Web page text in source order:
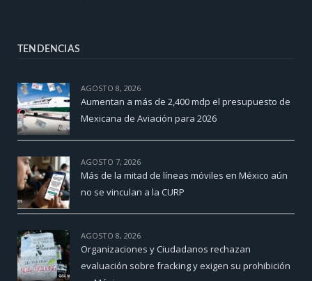
TENDENCIAS
AGOSTO 8, 2026
Aumentan a más de 2,400 mdp el presupuesto de
Mexicana de Aviación para 2026
AGOSTO 7, 2026
Más de la mitad de líneas móviles en México aún
no se vinculan a la CURP
AGOSTO 8, 2026
Organizaciones y Ciudadanos rechazan
evaluación sobre fracking y exigen su prohibición